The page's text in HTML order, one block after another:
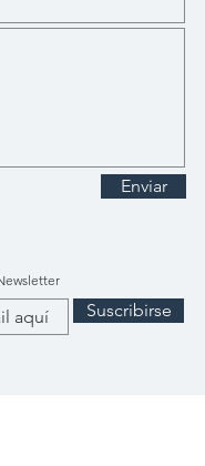
Enviar
Suscribirse